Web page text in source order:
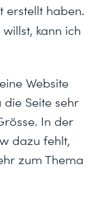
erstellt haben.
kann ich
Website
Seite sehr
In der
dazu fehlt,
zum Thema